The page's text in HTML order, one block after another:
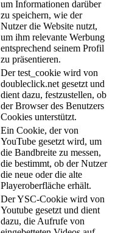
um Informationen darüber
zu speichern, wie der
Nutzer die Website nutzt,
um ihm relevante Werbung
entsprechend seinem Profil
zu präsentieren.
Der test_cookie wird von
doubleclick.net gesetzt und
dient dazu, festzustellen, ob
der Browser des Benutzers
Cookies unterstützt.
Ein Cookie, der von
YouTube gesetzt wird, um
die Bandbreite zu messen,
die bestimmt, ob der Nutzer
die neue oder die alte
Playeroberfläche erhält.
Der YSC-Cookie wird von
Youtube gesetzt und dient
dazu, die Aufrufe von